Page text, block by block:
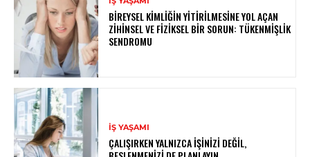
BIREYSEL KIMLIĞIN YITIRILMESINE YOL AÇAN
ZIHINSEL VE FIZIKSEL BIR SORUN: TÜKENMIŞLIK
SENDROMU
İŞ YAŞAMI
ÇALIŞIRKEN YALNIZCA İŞINIZI DEĞIL,